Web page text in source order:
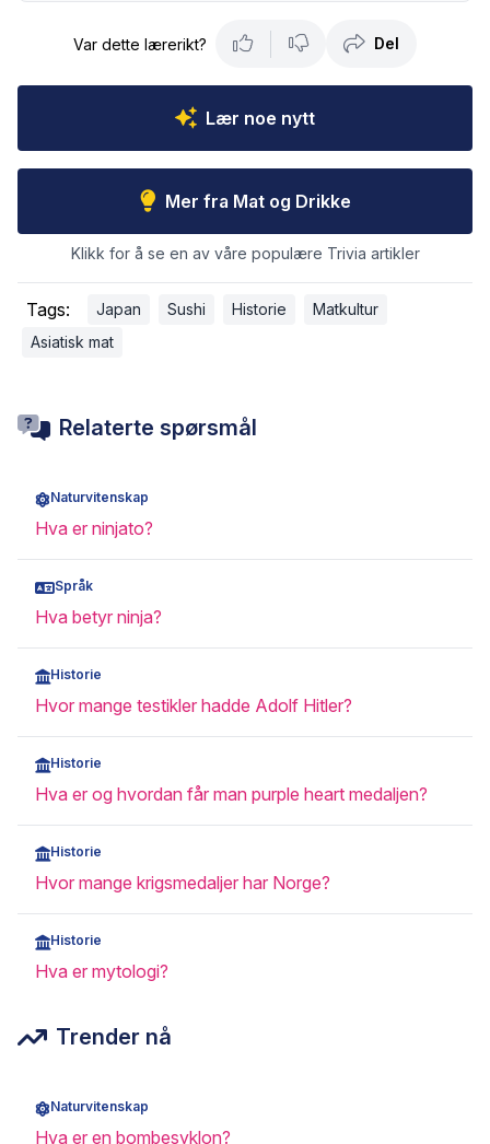
Var dette lærerikt? Del
Lær noe nytt
Mer fra Mat og Drikke
Klikk for å se en av våre populære Trivia artikler
Tags: Japan Sushi Historie
Matkultur
Asiatisk mat
Relaterte spørsmål
Naturvitenskap
Hva er ninjato?
Språk
Hva betyr ninja?
Historie
Hvor mange testikler hadde Adolf Hitler?
Historie
Hva er og hvordan får man purple heart medaljen?
Historie
Hvor mange krigsmedaljer har Norge?
Historie
Hva er mytologi?
Trender nå
Naturvitenskap
Hva er en bombesyklon?